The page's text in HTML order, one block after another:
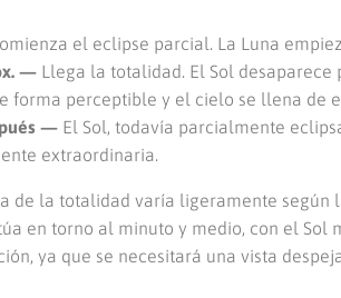
el eclipse parcial. La Luna
— Llega la totalidad. El Sol
forma perceptible y el cielo se llena de
— El Sol, todavía parcialmente
extraordinaria.
de la totalidad varía ligeramente
en torno al minuto y medio, con el
ya que se necesitará una vista